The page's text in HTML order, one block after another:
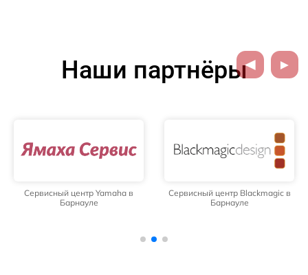
Наши партнёры
Сервисный центр Yamaha в
Барнауле
Сервисный центр Blackmagic в
Барнауле